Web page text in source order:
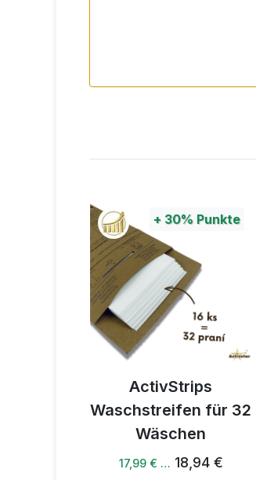
+ 30%Punkte
ActivStrips
Waschstreifen für 32
Wäschen
17,99 € … 18,94 €